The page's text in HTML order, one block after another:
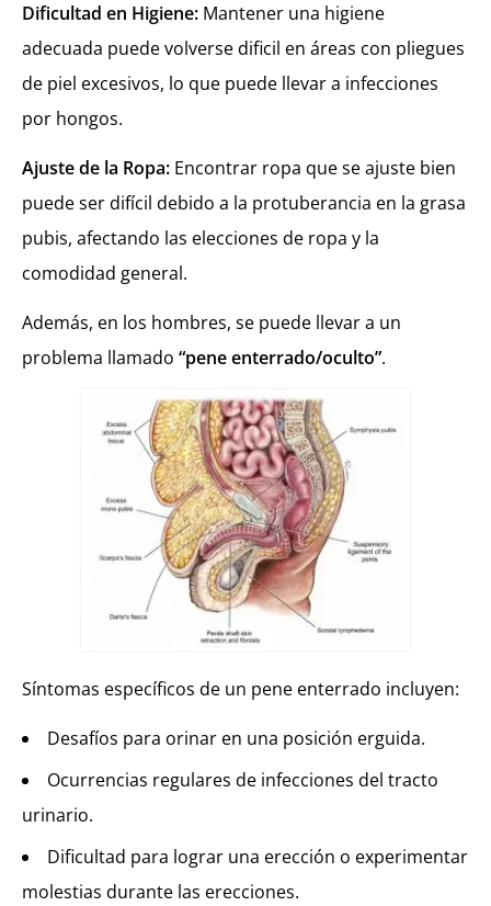
Dificultad en Higiene: Mantener una higiene
adecuada puede volverse dificil en áreas con pliegues
de piel excesivos, lo que puede llevar a infecciones
por hongos.
Ajuste de la Ropa: Encontrar ropa que se ajuste bien
puede ser difícil debido a la protuberancia en la grasa
pubis, afectando las elecciones de ropa y la
comodidad general.
Además, en los hombres, se puede llevar a un
problema llamado “pene enterrado/oculto”.
Síntomas específicos de un pene enterrado incluyen:
Desafíos para orinar en una posición erguida.
Ocurrencias regulares de infecciones del tracto
urinario.
Dificultad para lograr una erección o experimentar
molestias durante las erecciones.